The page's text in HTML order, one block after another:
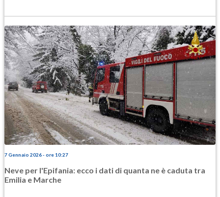
7 Gennaio 2026 - ore 10:27
Neve per l'Epifania: ecco i dati di quanta ne è caduta tra
Emilia e Marche